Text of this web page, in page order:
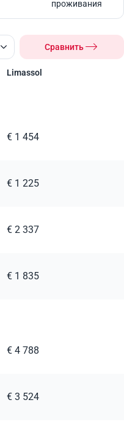
проживания
Сравнить
Limassol
€ 1 454
€ 1 225
€ 2 337
€ 1 835
€ 4 788
€ 3 524